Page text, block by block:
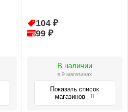
104 ₽
99 ₽
В наличии
в 9 магазинах
Показать список
магазинов